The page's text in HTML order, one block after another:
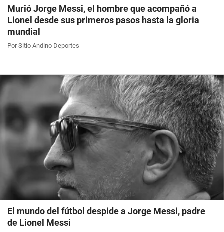
Murió Jorge Messi, el hombre que acompañó a
Lionel desde sus primeros pasos hasta la gloria
mundial
Por Sitio Andino Deportes
El mundo del fútbol despide a Jorge Messi, padre
de Lionel Messi